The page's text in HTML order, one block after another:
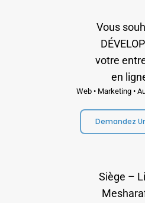
Vous
votre
en
Web • Marketing •
Demandez
Siège –